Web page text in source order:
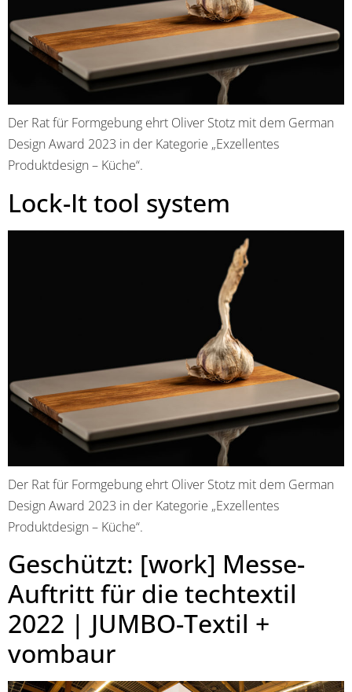
Der Rat für Formgebung ehrt Oliver Stotz mit dem German
Design Award 2023 in der Kategorie „Exzellentes
Produktdesign – Küche“.
Lock-It tool system
Der Rat für Formgebung ehrt Oliver Stotz mit dem German
Design Award 2023 in der Kategorie „Exzellentes
Produktdesign – Küche“.
Geschützt: [work] Messe-
Auftritt für die techtextil
2022 | JUMBO-Textil +
vombaur